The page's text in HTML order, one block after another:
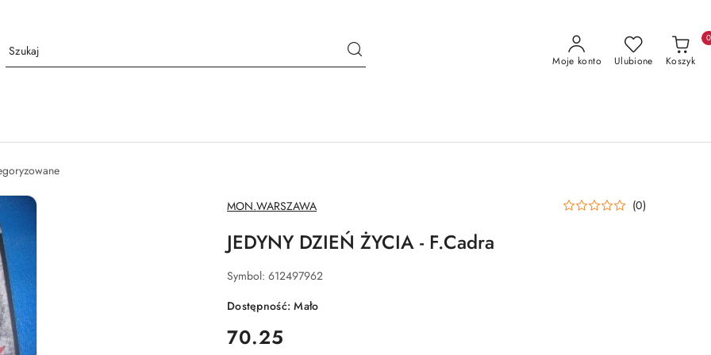
Moje konto Ulubione Koszyk
0
NAZWA
PRODUCENTA:
MON.WARSZAWA (0)
JEDYNY DZIEŃ ŻYCIA - F.Cadra
Symbol: 612497962
Dostępność:Mało
cena:
70.25